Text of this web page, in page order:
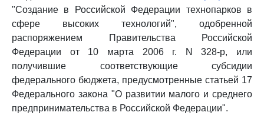
"Создание в Российской Федерации технопарков в
сфере высоких технологий", одобренной
распоряжением Правительства Российской
Федерации от 10 марта 2006 г. N 328-р, или
получившие соответствующие субсидии
федерального бюджета, предусмотренные статьей 17
Федерального закона "О развитии малого и среднего
предпринимательства в Российской Федерации".